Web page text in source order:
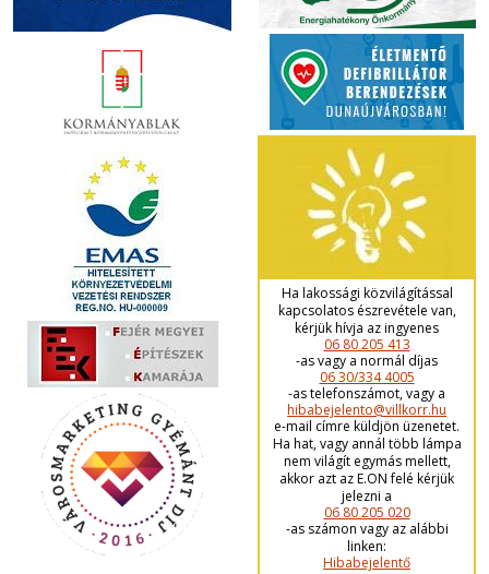
Ha lakossági közvilágítással
kapcsolatos észrevétele van,
kérjük hívja az ingyenes
06 80 205 413
-as vagy a normál díjas
06 30/334 4005
-as telefonszámot, vagy a
hibabejelento@villkorr.hu
e-mail címre küldjön üzenetet.
Ha hat, vagy annál több lámpa
nem világít egymás mellett,
akkor azt az E.ON felé kérjük
jelezni a
06 80 205 020
-as számon vagy az alábbi
linken:
Hibabejelentő